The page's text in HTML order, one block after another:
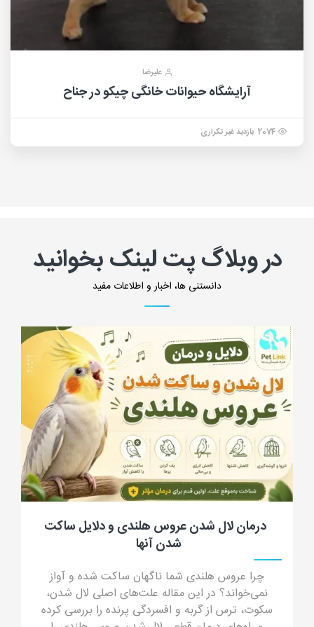
علیرضا
آرایشگاه حیوانات خانگی چیکو در جناح
2074 بازدید غیر تکراری
در وبلاگ پت لینک بخوانید
دانستنی ها، اخبار و اطلاعات مفید
جرب گوش گربه؛ علائم، علت، تشخیص، درمان
و پیشگیری از کنه گوش گربه
جرب گوش گربه چیست؟ در این مقاله جامع با علائم
جرب گوش (ترشحات شبیه پودر قهوه)، دلایل انتقال،
خطرات درمان خانگی و داروهای مدرن درمان قطعی